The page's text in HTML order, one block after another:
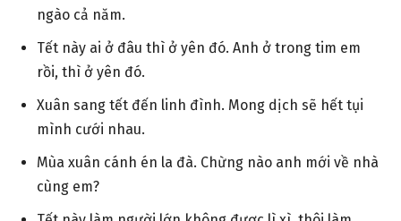
ngào cả năm.
Tết này ai ở đâu thì ở yên đó. Anh ở trong tim em
rồi, thì ở yên đó.
Xuân sang tết đến linh đình. Mong dịch sẽ hết tụi
mình cưới nhau.
Mùa xuân cánh én la đà. Chừng nào anh mới về nhà
cùng em?